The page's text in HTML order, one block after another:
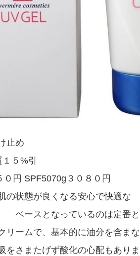
止め
５%引
０円 SPF5070g３０８０円
の状態が良くなる安心で快適な
ベースとなっているのは定番と
リームで、基本的に油分を含まな
をさまたげず酸化の心配もありま